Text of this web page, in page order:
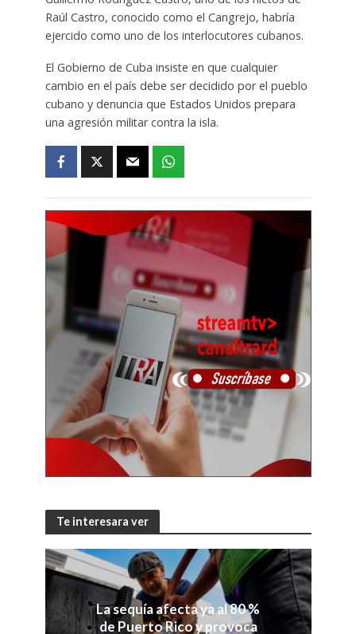
Raúl Castro, conocido como el Cangrejo, habría
ejercido como uno de los interlocutores cubanos.
El Gobierno de Cuba insiste en que cualquier
cambio en el país debe ser decidido por el pueblo
cubano y denuncia que Estados Unidos prepara
una agresión militar contra la isla.
Te interesara ver
La sequía afecta ya al 80 %
de Puerto Rico y provoca